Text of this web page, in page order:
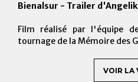
Bienalsur - Trailer
Film réalisé par l'équipe
tournage de la Mémoire des
VOIR LA